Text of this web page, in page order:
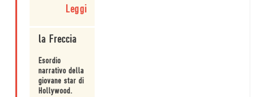
Leggi
la Freccia
Esordio
narrativo della
giovane star di
Hollywood.